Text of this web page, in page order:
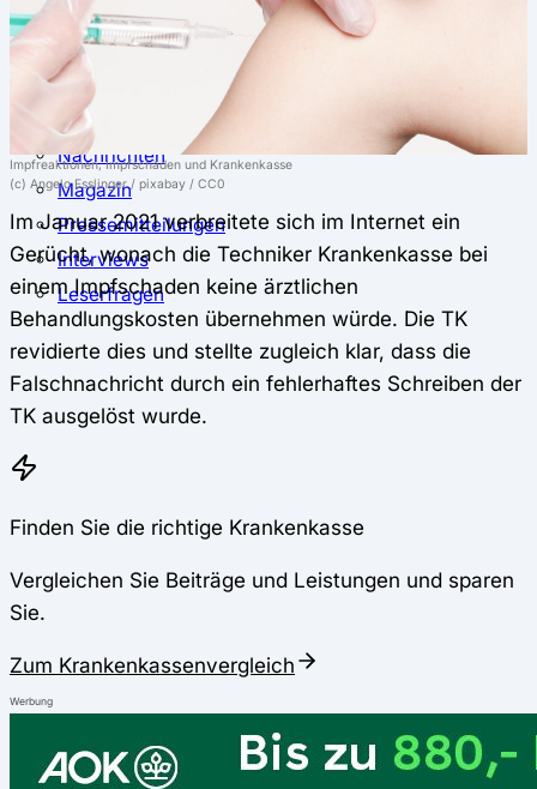
Krankenkassenwechsel
Kündigung
Musterkündigung
ℹ Ratgeber
Nachrichten
Magazin
Pressemitteilungen
Interviews
Leserfragen
Impfreaktionen, Impfschäden und Krankenkasse
(c) Angelo Esslinger / pixabay / CC0
Im Januar 2021 verbreitete sich im Internet ein
Gerücht, wonach die Techniker Krankenkasse bei
einem Impfschaden keine ärztlichen
Behandlungskosten übernehmen würde. Die TK
revidierte dies und stellte zugleich klar, dass die
Falschnachricht durch ein fehlerhaftes Schreiben der
TK ausgelöst wurde.
Finden Sie die richtige Krankenkasse
Vergleichen Sie Beiträge und Leistungen und sparen
Sie.
Zum Krankenkassenvergleich
Werbung